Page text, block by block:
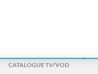
CATALOGUE TV/VOD